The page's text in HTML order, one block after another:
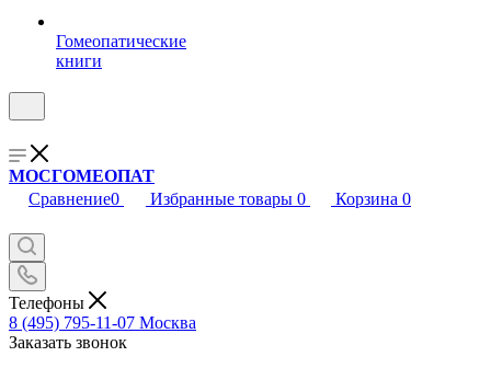
Гомеопатические
книги
МОСГОМЕОПАТ
Сравнение0 Избранные товары 0 Корзина 0
Телефоны
8 (495) 795-11-07 Москва
Заказать звонок